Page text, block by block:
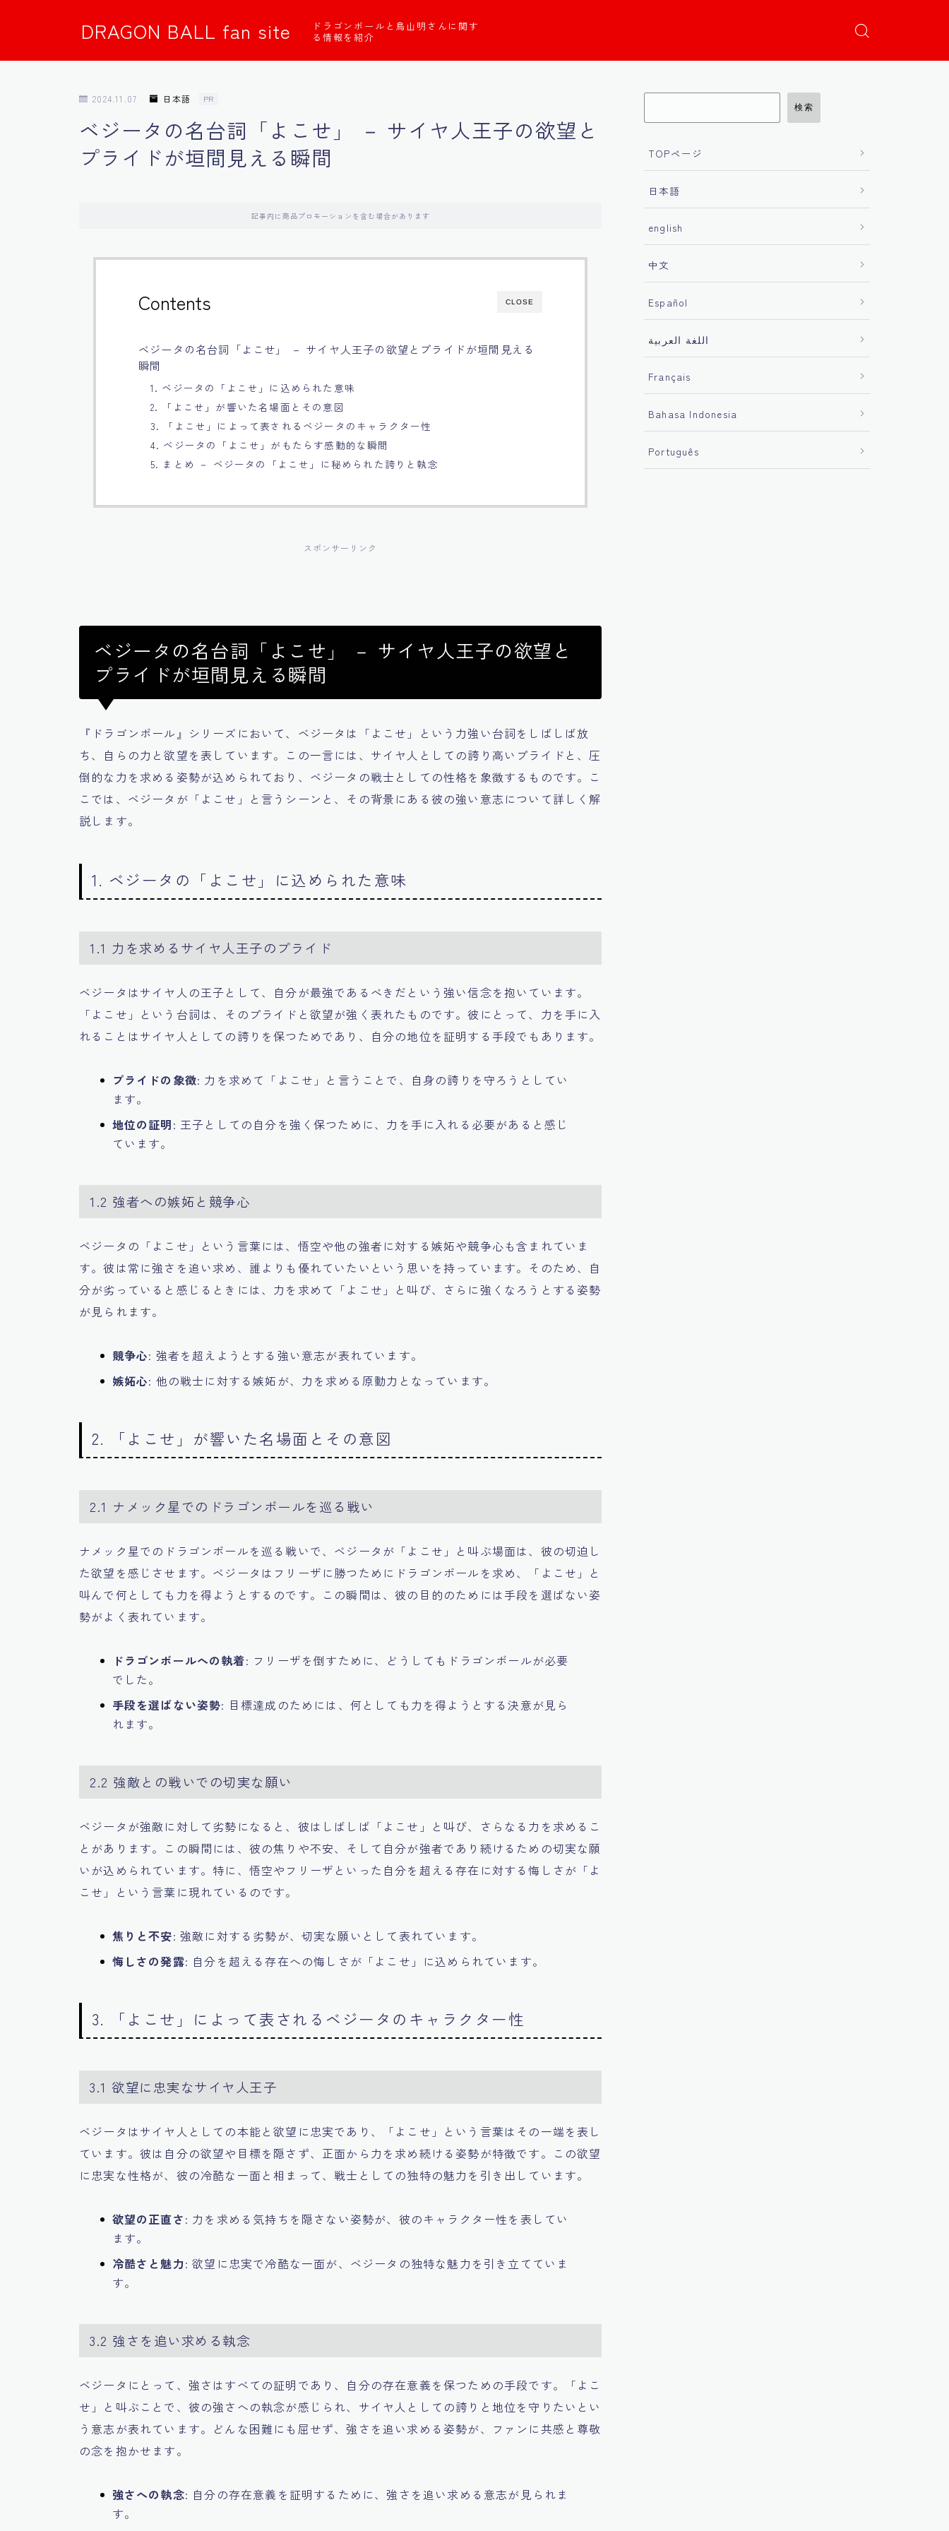
DRAGON BALL fan site
ドラゴンボールと鳥山明さんに関す
る情報を紹介
2024.11.07 日本語 PR
ベジータの名台詞「よこせ」 － サイヤ人王子の欲望と
プライドが垣間見える瞬間
記事内に商品プロモーションを含む場合があります
CLOSE
Contents
ベジータの名台詞「よこせ」 － サイヤ人王子の欲望とプライドが垣間見える
瞬間
1. ベジータの「よこせ」に込められた意味
2. 「よこせ」が響いた名場面とその意図
3. 「よこせ」によって表されるベジータのキャラクター性
4. ベジータの「よこせ」がもたらす感動的な瞬間
5. まとめ － ベジータの「よこせ」に秘められた誇りと執念
スポンサーリンク
ベジータの名台詞「よこせ」 － サイヤ人王子の欲望と
プライドが垣間見える瞬間
『ドラゴンボール』シリーズにおいて、ベジータは「よこせ」という力強い台詞をしばしば放
ち、自らの力と欲望を表しています。この一言には、サイヤ人としての誇り高いプライドと、圧
倒的な力を求める姿勢が込められており、ベジータの戦士としての性格を象徴するものです。こ
こでは、ベジータが「よこせ」と言うシーンと、その背景にある彼の強い意志について詳しく解
説します。
1. ベジータの「よこせ」に込められた意味
1.1 力を求めるサイヤ人王子のプライド
ベジータはサイヤ人の王子として、自分が最強であるべきだという強い信念を抱いています。
「よこせ」という台詞は、そのプライドと欲望が強く表れたものです。彼にとって、力を手に入
れることはサイヤ人としての誇りを保つためであり、自分の地位を証明する手段でもあります。
プライドの象徴: 力を求めて「よこせ」と言うことで、自身の誇りを守ろうとしてい
ます。
地位の証明: 王子としての自分を強く保つために、力を手に入れる必要があると感じ
ています。
1.2 強者への嫉妬と競争心
ベジータの「よこせ」という言葉には、悟空や他の強者に対する嫉妬や競争心も含まれていま
す。彼は常に強さを追い求め、誰よりも優れていたいという思いを持っています。そのため、自
分が劣っていると感じるときには、力を求めて「よこせ」と叫び、さらに強くなろうとする姿勢
が見られます。
競争心: 強者を超えようとする強い意志が表れています。
嫉妬心: 他の戦士に対する嫉妬が、力を求める原動力となっています。
2. 「よこせ」が響いた名場面とその意図
2.1 ナメック星でのドラゴンボールを巡る戦い
ナメック星でのドラゴンボールを巡る戦いで、ベジータが「よこせ」と叫ぶ場面は、彼の切迫し
た欲望を感じさせます。ベジータはフリーザに勝つためにドラゴンボールを求め、「よこせ」と
叫んで何としても力を得ようとするのです。この瞬間は、彼の目的のためには手段を選ばない姿
勢がよく表れています。
ドラゴンボールへの執着: フリーザを倒すために、どうしてもドラゴンボールが必要
でした。
手段を選ばない姿勢: 目標達成のためには、何としても力を得ようとする決意が見ら
れます。
2.2 強敵との戦いでの切実な願い
ベジータが強敵に対して劣勢になると、彼はしばしば「よこせ」と叫び、さらなる力を求めるこ
とがあります。この瞬間には、彼の焦りや不安、そして自分が強者であり続けるための切実な願
いが込められています。特に、悟空やフリーザといった自分を超える存在に対する悔しさが「よ
こせ」という言葉に現れているのです。
焦りと不安: 強敵に対する劣勢が、切実な願いとして表れています。
悔しさの発露: 自分を超える存在への悔しさが「よこせ」に込められています。
3. 「よこせ」によって表されるベジータのキャラクター性
3.1 欲望に忠実なサイヤ人王子
ベジータはサイヤ人としての本能と欲望に忠実であり、「よこせ」という言葉はその一端を表し
ています。彼は自分の欲望や目標を隠さず、正面から力を求め続ける姿勢が特徴です。この欲望
に忠実な性格が、彼の冷酷な一面と相まって、戦士としての独特の魅力を引き出しています。
欲望の正直さ: 力を求める気持ちを隠さない姿勢が、彼のキャラクター性を表してい
ます。
冷酷さと魅力: 欲望に忠実で冷酷な一面が、ベジータの独特な魅力を引き立てていま
す。
3.2 強さを追い求める執念
ベジータにとって、強さはすべての証明であり、自分の存在意義を保つための手段です。「よこ
せ」と叫ぶことで、彼の強さへの執念が感じられ、サイヤ人としての誇りと地位を守りたいとい
う意志が表れています。どんな困難にも屈せず、強さを追い求める姿勢が、ファンに共感と尊敬
の念を抱かせます。
強さへの執念: 自分の存在意義を証明するために、強さを追い求める意志が見られま
す。
検索
TOPページ
日本語
english
中文
Español
اللغة العربية
Français
Bahasa Indonesia
Português